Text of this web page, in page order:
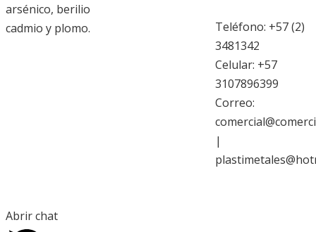
arsénico, berilio
cadmio y plomo.
Teléfono: +57 (2)
3481342
Celular: +57
3107896399
Correo:
|
Abrir chat